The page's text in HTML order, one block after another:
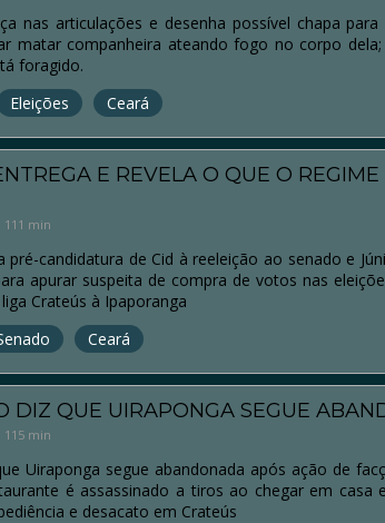
nas articulações e desenha possível chapa
matar companheira ateando fogo no corpo
foragido.
Eleições Ceará
E REVELA O QUE O
min
pré-candidatura de Cid à reeleição ao senado e
apurar suspeita de compra de votos nas
Crateús à Ipaporanga
Ceará
DIZ QUE UIRAPONGA SEGUE
min
Uiraponga segue abandonada após ação de
é assassinado a tiros ao chegar em
e desacato em Crateús